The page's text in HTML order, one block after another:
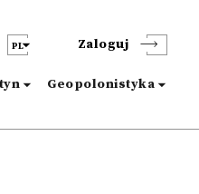
PL Zaloguj
Geopolonistyka